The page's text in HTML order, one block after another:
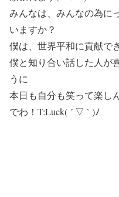
みんなは、みんなの為に
いますか？
僕は、世界平和に貢献で
僕と知り合い話した人が
うに
本日も自分も笑って楽し
でわ！T:Luck( ´ ▽ ` )ﾉ